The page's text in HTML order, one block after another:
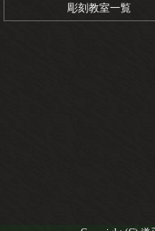
彫刻教室一覧